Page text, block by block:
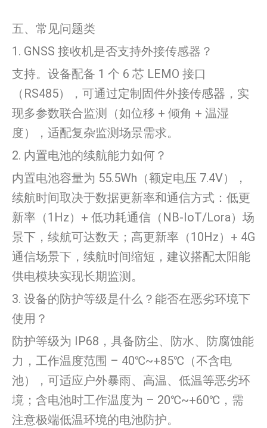
五、常见问题类
1. GNSS 接收机是否支持外接传感器？
支持。设备配备 1 个 6 芯 LEMO 接口
（RS485），可通过定制固件外接传感器，实
现多参数联合监测（如位移 + 倾角 + 温湿
度），适配复杂监测场景需求。
2. 内置电池的续航能力如何？
内置电池容量为 55.5Wh（额定电压 7.4V），
续航时间取决于数据更新率和通信方式：低更
新率（1Hz）+ 低功耗通信（NB-IoT/Lora）场
景下，续航可达数天；高更新率（10Hz）+ 4G
通信场景下，续航时间缩短，建议搭配太阳能
供电模块实现长期监测。
3. 设备的防护等级是什么？能否在恶劣环境下
使用？
防护等级为 IP68，具备防尘、防水、防腐蚀能
力，工作温度范围 – 40℃~+85℃（不含电
池），可适应户外暴雨、高温、低温等恶劣环
境；含电池时工作温度为 – 20℃~+60℃，需
注意极端低温环境的电池防护。